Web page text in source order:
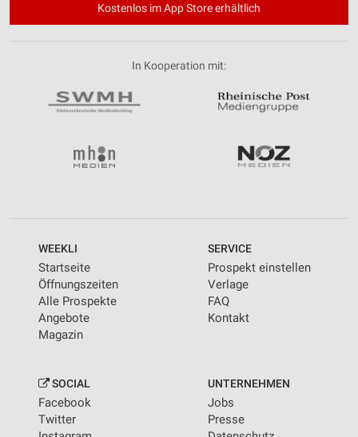
Kostenlos im App Store erhältlich
In Kooperation mit:
WEEKLI
Startseite
Öffnungszeiten
Alle Prospekte
Angebote
Magazin
SERVICE
Prospekt einstellen
Verlage
FAQ
Kontakt
SOCIAL
Facebook
Twitter
UNTERNEHMEN
Jobs
Presse